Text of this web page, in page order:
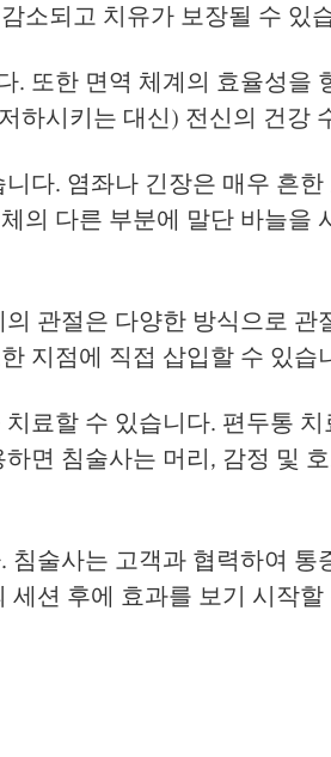
소되고 치유가 보장될 수 있
또한 면역 체계의 효율성을
하시키는 대신) 전신의 건강
다. 염좌나 긴장은 매우 흔한
의 다른 부분에 말단 바늘을
관절은 다양한 방식으로 관
지점에 직접 삽입할 수 있습
료할 수 있습니다. 편두통
면 침술사는 머리, 감정 및
술사는 고객과 협력하여 통
션 후에 효과를 보기 시작할